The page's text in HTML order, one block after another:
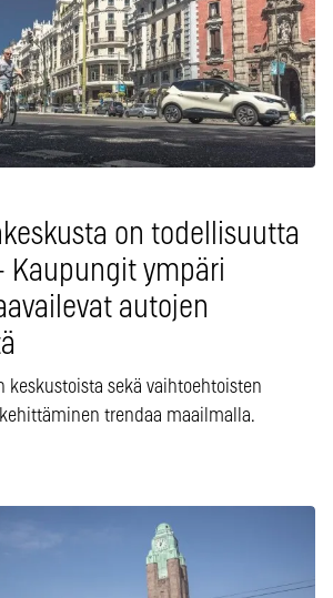
on todellisuutta
Kaupungit ympäri
autojen
keskustoista sekä vaihtoehtoisten
trendaa maailmalla.